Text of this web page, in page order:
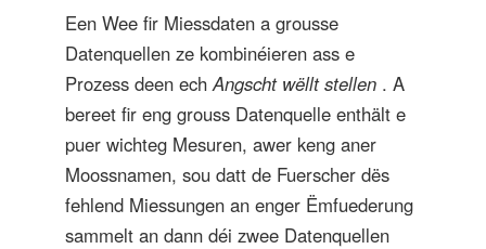
Een Wee fir Miessdaten a grousse
Datenquellen ze kombinéieren ass e
Prozess deen echAngscht wëllt stellen . A
bereet fir eng grouss Datenquelle enthält e
puer wichteg Mesuren, awer keng aner
Moossnamen, sou datt de Fuerscher dës
fehlend Miessungen an enger Ëmfuederung
sammelt an dann déi zwee Datenquellen